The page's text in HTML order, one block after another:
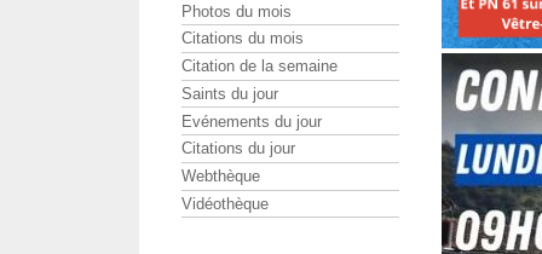
Photos du mois
Citations du mois
Citation de la semaine
Saints du jour
Evénements du jour
Citations du jour
Webthèque
Vidéothèque